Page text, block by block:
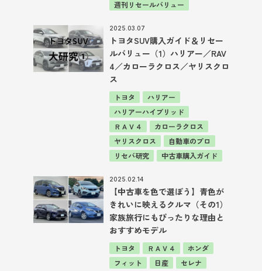
週刊リセールバリュー
2025.03.07
トヨタSUV購入ガイド＆リセー
ルバリュー（1）ハリアー／RAV
4／カローラクロス／ヤリスクロ
ス
トヨタ
ハリアー
ハリアーハイブリッド
ＲＡＶ４
カローラクロス
ヤリスクロス
自動車のプロ
リセバ研究
中古車購入ガイド
2025.02.14
【中古車を色で選ぼう】青色が
きれいに映えるクルマ（その1）
家族旅行にもぴったりな理由と
おすすめモデル
トヨタ ＲＡＶ４
ホンダ
フィット
日産
セレナ